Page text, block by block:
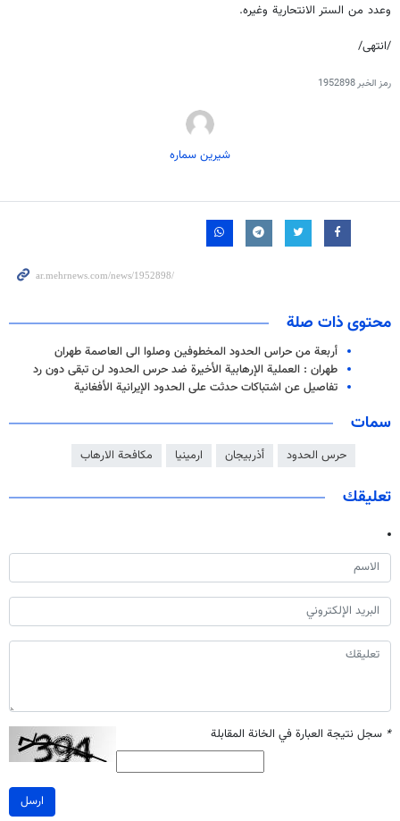
وعدد من الستر الانتحارية وغيره.
/انتهى/
رمز الخبر1952898
شیرین سماره
محتوى ذات صلة
أربعة من حراس الحدود المخطوفين وصلوا الى العاصمة طهران
طهران : العملية الإرهابية الأخيرة ضد حرس الحدود لن تبقى دون رد
تفاصيل عن اشتباكات حدثت على الحدود الإيرانية الأفغانية
سمات
حرس الحدود أذربيجان ارمينيا مكافحة الارهاب
تعليقك
* سجل نتيجة العبارة في الخانة المقابلة
ارسل